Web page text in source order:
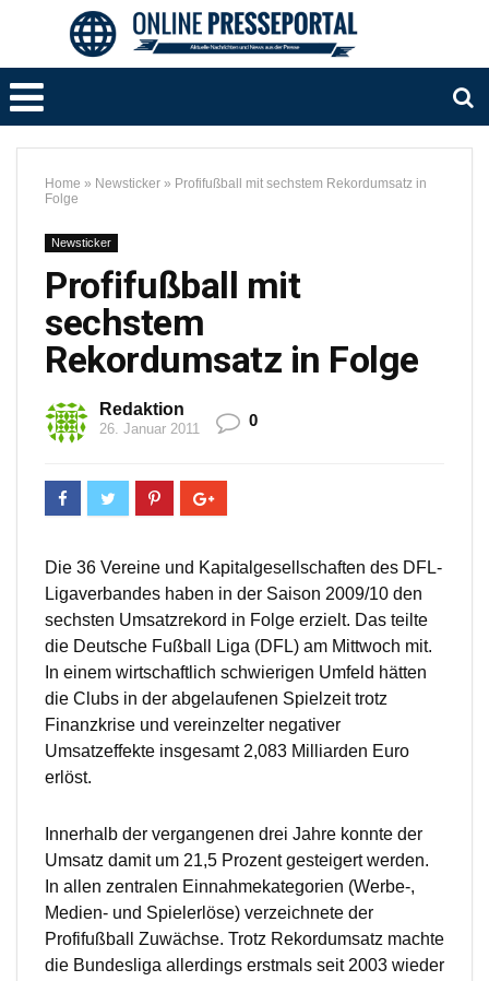
Home » Newsticker » Profifußball mit sechstem Rekordumsatz in
Folge
Newsticker
Profifußball mit
sechstem
Rekordumsatz in Folge
Redaktion
26. Januar 2011 0
Die 36 Vereine und Kapitalgesellschaften des DFL-
Ligaverbandes haben in der Saison 2009/10 den
sechsten Umsatzrekord in Folge erzielt. Das teilte
die Deutsche Fußball Liga (DFL) am Mittwoch mit.
In einem wirtschaftlich schwierigen Umfeld hätten
die Clubs in der abgelaufenen Spielzeit trotz
Finanzkrise und vereinzelter negativer
Umsatzeffekte insgesamt 2,083 Milliarden Euro
erlöst.
Innerhalb der vergangenen drei Jahre konnte der
Umsatz damit um 21,5 Prozent gesteigert werden.
In allen zentralen Einnahmekategorien (Werbe-,
Medien- und Spielerlöse) verzeichnete der
Profifußball Zuwächse. Trotz Rekordumsatz machte
die Bundesliga allerdings erstmals seit 2003 wieder